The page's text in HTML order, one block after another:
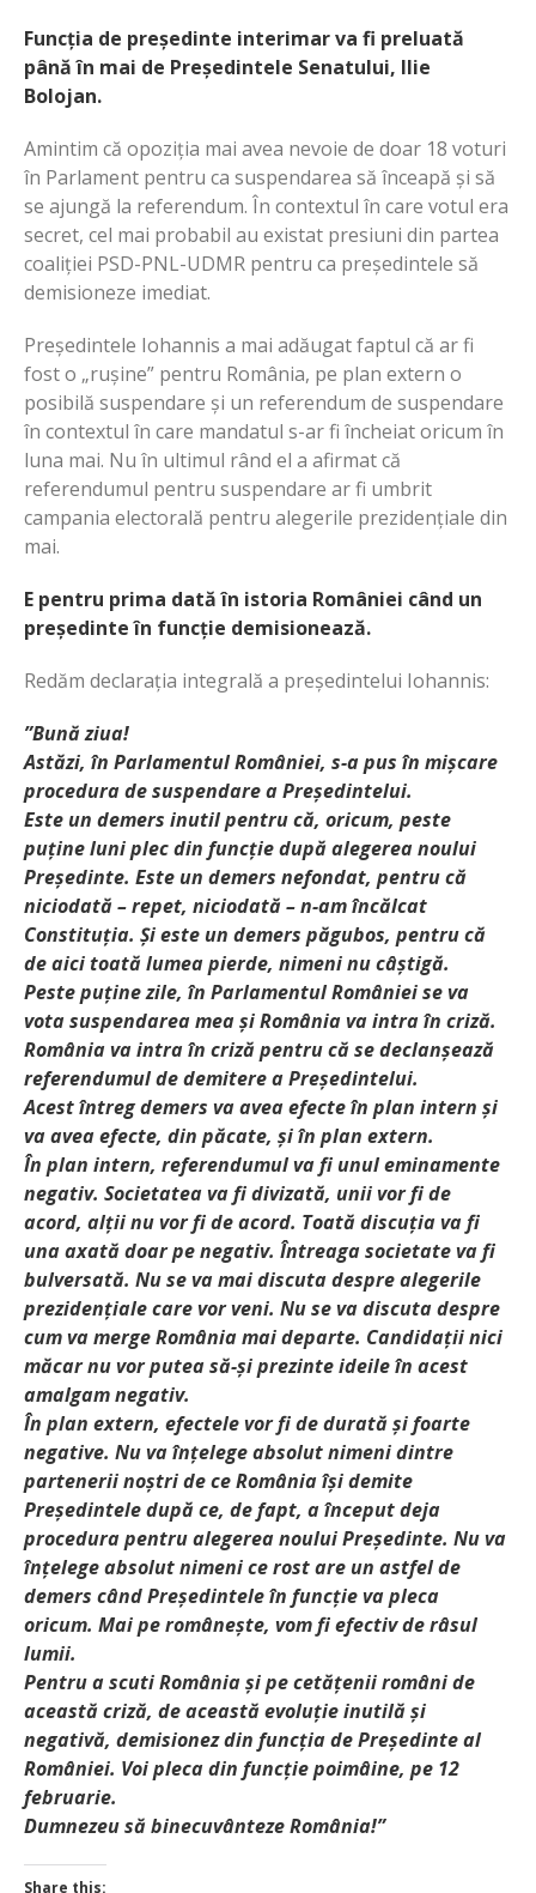
Funcția de președinte interimar va fi preluată
până în mai de Președintele Senatului, Ilie
Bolojan.
Amintim că opoziția mai avea nevoie de doar 18 voturi
în Parlament pentru ca suspendarea să înceapă și să
se ajungă la referendum. În contextul în care votul era
secret, cel mai probabil au existat presiuni din partea
coaliției PSD-PNL-UDMR pentru ca președintele să
demisioneze imediat.
Președintele Iohannis a mai adăugat faptul că ar fi
fost o „rușine” pentru România, pe plan extern o
posibilă suspendare și un referendum de suspendare
în contextul în care mandatul s-ar fi încheiat oricum în
luna mai. Nu în ultimul rând el a afirmat că
referendumul pentru suspendare ar fi umbrit
campania electorală pentru alegerile prezidențiale din
mai.
E pentru prima dată în istoria României când un
președinte în funcție demisionează.
Redăm declarația integrală a președintelui Iohannis:
”Bună ziua!
Astăzi, în Parlamentul României, s-a pus în mișcare
procedura de suspendare a Președintelui.
Este un demers inutil pentru că, oricum, peste
puține luni plec din funcție după alegerea noului
Președinte. Este un demers nefondat, pentru că
niciodată – repet, niciodată – n-am încălcat
Constituția. Și este un demers păgubos, pentru că
de aici toată lumea pierde, nimeni nu câștigă.
Peste puține zile, în Parlamentul României se va
vota suspendarea mea și România va intra în criză.
România va intra în criză pentru că se declanșează
referendumul de demitere a Președintelui.
Acest întreg demers va avea efecte în plan intern și
va avea efecte, din păcate, și în plan extern.
În plan intern, referendumul va fi unul eminamente
negativ. Societatea va fi divizată, unii vor fi de
acord, alții nu vor fi de acord. Toată discuția va fi
una axată doar pe negativ. Întreaga societate va fi
bulversată. Nu se va mai discuta despre alegerile
prezidențiale care vor veni. Nu se va discuta despre
cum va merge România mai departe. Candidații nici
măcar nu vor putea să-și prezinte ideile în acest
amalgam negativ.
În plan extern, efectele vor fi de durată și foarte
negative. Nu va înțelege absolut nimeni dintre
partenerii noștri de ce România își demite
Președintele după ce, de fapt, a început deja
procedura pentru alegerea noului Președinte. Nu va
înțelege absolut nimeni ce rost are un astfel de
demers când Președintele în funcție va pleca
oricum. Mai pe românește, vom fi efectiv de râsul
lumii.
Pentru a scuti România și pe cetățenii români de
această criză, de această evoluție inutilă și
negativă, demisionez din funcția de Președinte al
României. Voi pleca din funcție poimâine, pe 12
februarie.
Dumnezeu să binecuvânteze România!”
Share this: